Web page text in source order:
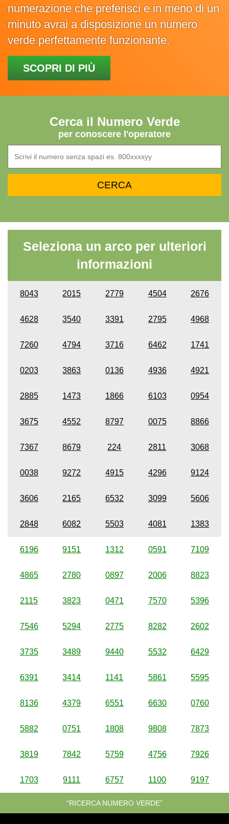
numerazione che preferisci e in meno di un
minuto avrai a disposizione un numero
verde perfettamente funzionante.
SCOPRI DI PIÙ
Cerca il Numero Verde
per conoscere l'operatore
Seleziona un arco per ulteriori
informazioni
8043 2015 2779 4504 2676
4628 3540 3391 2795 4968
7260 4794 3716 6462 1741
0203 3863 0136 4936 4921
2885 1473 1866 6103 0954
3675 4552 8797 0075 8866
7367 8679 224 2811 3068
0038 9272 4915 4296 9124
3606 2165 6532 3099 5606
2848 6082 5503 4081 1383
6196 9151 1312 0591 7109
4865 2780 0897 2006 8823
2115 3823 0471 7570 5396
7546 5294 2775 8282 2602
3735 3489 9440 5532 6429
6391 3414 1141 5861 5595
8136 4379 6551 6630 0760
5882 0751 1808 9808 7873
3819 7842 5759 4756 7926
1703 9111 6757 1100 9197
“RICERCA NUMERO VERDE”